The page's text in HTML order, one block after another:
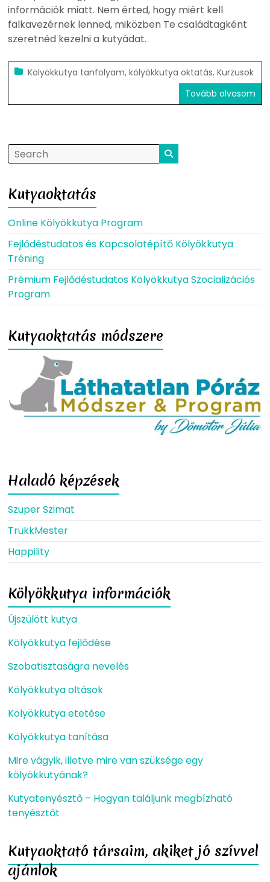
információk miatt. Nem érted, hogy miért kell
falkavezérnek lenned, miközben Te családtagként
szeretnéd kezelni a kutyádat.
Kölyökkutya tanfolyam, kölyökkutya oktatás,Kurzusok
Tovább olvasom
Kutyaoktatás
Online Kölyökkutya Program
Fejlődéstudatos és Kapcsolatépítő Kölyökkutya
Tréning
Prémium Fejlődéstudatos Kölyökkutya Szocializációs
Program
Kutyaoktatás módszere
Haladó képzések
Szuper Szimat
TrükkMester
Happility
Kölyökkutya információk
Újszülött kutya
Kölyökkutya fejlődése
Szobatisztaságra nevelés
Kölyökkutya oltások
Kölyökkutya etetése
Kölyökkutya tanítása
Mire vágyik, illetve mire van szüksége egy
kölyökkutyának?
Kutyatenyésztő – Hogyan találjunk megbízható
tenyésztőt
Kutyaoktató társaim, akiket jó szívvel
ajánlok